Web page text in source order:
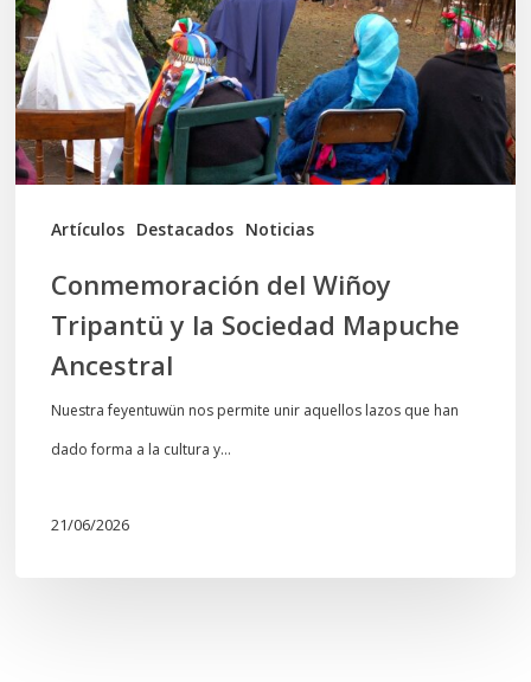
Artículos Destacados Noticias
y
la
Sociedad
Mapuche
Ancestral
Conmemoración del Wiñoy
Tripantü y la Sociedad Mapuche
Ancestral
Nuestra feyentuwün nos permite unir aquellos lazos que han
dado forma a la cultura y…
21/06/2026